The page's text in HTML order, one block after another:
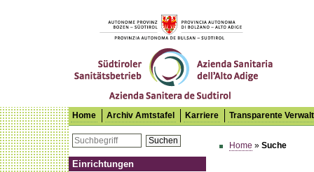
Südtiroler Sanitätsbetrieb
Home Archiv Amtstafel Karriere Transparente
Suchen
Einrichtungen
Home » Suche